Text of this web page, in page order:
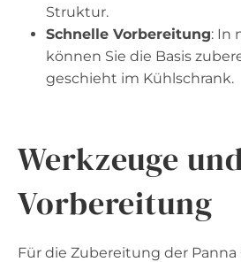
Struktur.
Schnelle Vorbereitung: In
können Sie die Basis
geschieht im Kühlschrank.
Werkzeuge
Vorbereitung
Für die Zubereitung der